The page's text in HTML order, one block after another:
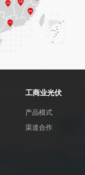
工商业光伏
产品模式
渠道合作